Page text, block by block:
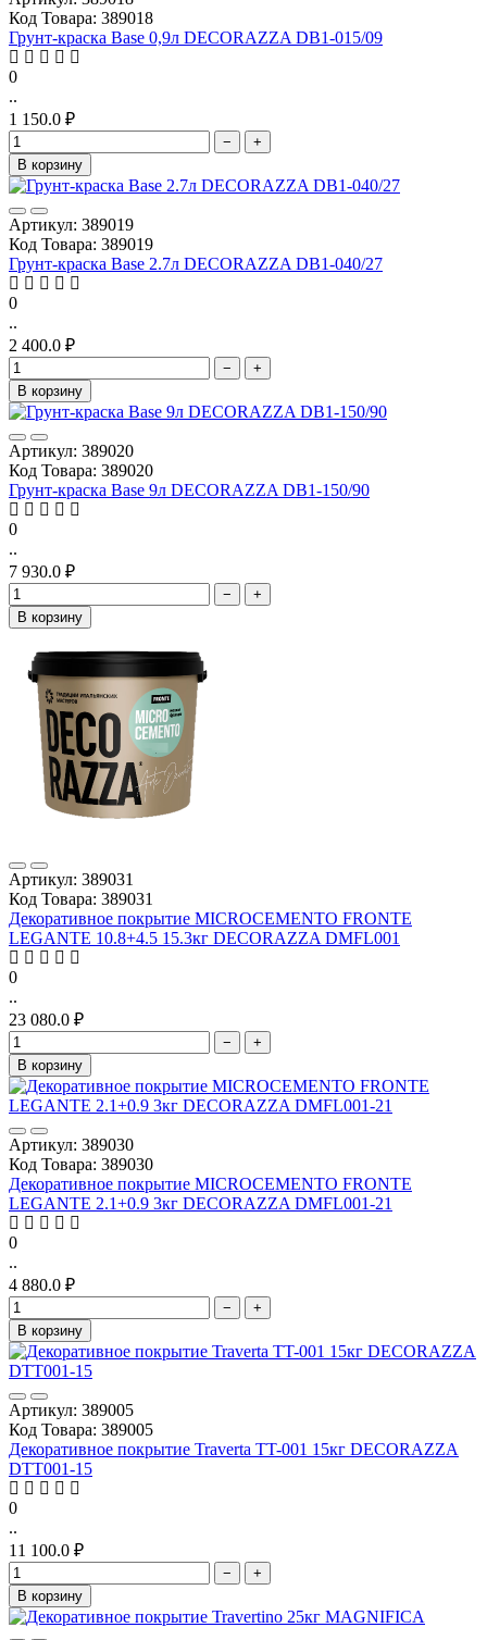
Код Товара: 389018
Грунт-краска Base 0,9л DECORAZZA DB1-015/09
0
..
1 150.0 ₽
−
+
В корзину
Артикул: 389019
Код Товара: 389019
Грунт-краска Base 2.7л DECORAZZA DB1-040/27
0
..
2 400.0 ₽
−
+
В корзину
Артикул: 389020
Код Товара: 389020
Грунт-краска Base 9л DECORAZZA DB1-150/90
0
..
7 930.0 ₽
−
+
В корзину
Артикул: 389031
Код Товара: 389031
Декоративное покрытие MICROCEMENTO FRONTE
LEGANTE 10.8+4.5 15.3кг DECORAZZA DMFL001
0
..
23 080.0 ₽
−
+
В корзину
Артикул: 389030
Код Товара: 389030
Декоративное покрытие MICROCEMENTO FRONTE
LEGANTE 2.1+0.9 3кг DECORAZZA DMFL001-21
0
..
4 880.0 ₽
−
+
В корзину
Артикул: 389005
Код Товара: 389005
Декоративное покрытие Traverta TT-001 15кг DECORAZZA
DTT001-15
0
..
11 100.0 ₽
−
+
В корзину